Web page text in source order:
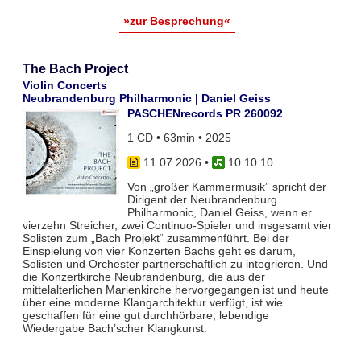
»zur Besprechung«
The Bach Project
Violin Concerts
Neubrandenburg Philharmonic | Daniel Geiss
PASCHENrecords PR 260092
1 CD • 63min • 2025
11.07.2026 •
10 10 10
Von „großer Kammermusik” spricht der
Dirigent der Neubrandenburg
Philharmonic, Daniel Geiss, wenn er
vierzehn Streicher, zwei Continuo-Spieler und insgesamt vier
Solisten zum „Bach Projekt“ zusammenführt. Bei der
Einspielung von vier Konzerten Bachs geht es darum,
Solisten und Orchester partnerschaftlich zu integrieren. Und
die Konzertkirche Neubrandenburg, die aus der
mittelalterlichen Marienkirche hervorgegangen ist und heute
über eine moderne Klangarchitektur verfügt, ist wie
geschaffen für eine gut durchhörbare, lebendige
Wiedergabe Bach’scher Klangkunst.